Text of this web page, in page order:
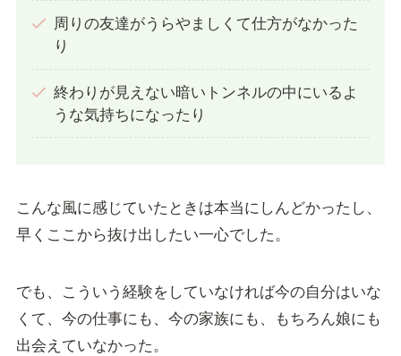
周りの友達がうらやましくて仕方がなかった
り
終わりが見えない暗いトンネルの中にいるよ
うな気持ちになったり
こんな風に感じていたときは本当にしんどかったし、
早くここから抜け出したい一心でした。
でも、こういう経験をしていなければ今の自分はいな
くて、今の仕事にも、今の家族にも、もちろん娘にも
出会えていなかった。